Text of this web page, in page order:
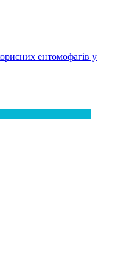
ентомофагів у